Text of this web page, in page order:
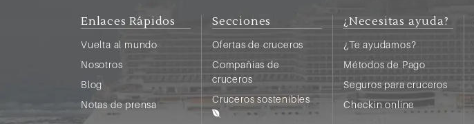
Enlaces Rápidos
Vuelta al mundo
Nosotros
Blog
Notas de prensa
Secciones
Ofertas de cruceros
Compañias de
cruceros
Cruceros sostenibles
¿Necesitas ayuda?
¿Te ayudamos?
Métodos de Pago
Seguros para cruceros
Checkin online